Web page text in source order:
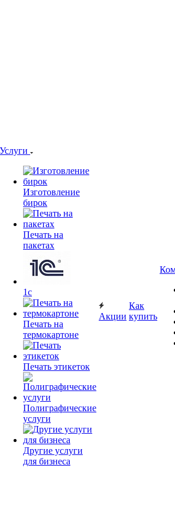
Услуги
Изготовление
бирок
Печать на
пакетах
1c
Печать на
термокартоне
Печать этикеток
Полиграфические
услуги
Другие услуги
для бизнеса
Акции
Как
купить